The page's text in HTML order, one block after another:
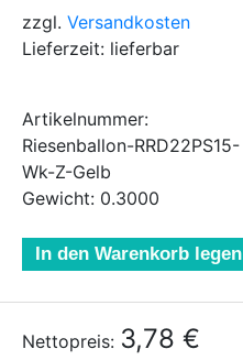
zzgl. Versandkosten
Lieferzeit: lieferbar
Artikelnummer:
Riesenballon-RRD22PS15-
Wk-Z-Gelb
Gewicht: 0.3000
In den Warenkorb legen
Nettopreis: 3,78 €